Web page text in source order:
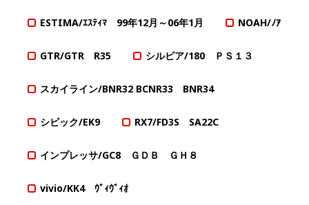
ESTIMA/ｴｽﾃｨﾏ 99年12月～06年1月 NOAH/ﾉｱ
GTR/GTR R35 シルビア/180 ＰＳ１３
スカイライン/BNR32 BCNR33 BNR34
シビック/EK9 RX7/FD3S SA22C
インプレッサ/GC8 ＧＤＢ ＧＨ８
vivio/KK4 ｳﾞｨｳﾞｨｵ